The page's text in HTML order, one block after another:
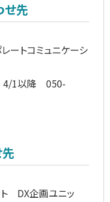
せ先
トコミュニケーシ
4/1以降 050-
DX企画ユニッ